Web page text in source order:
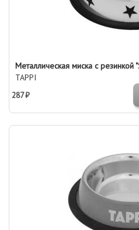
Металлическая миска с резинкой
TAPPI
287 ₽